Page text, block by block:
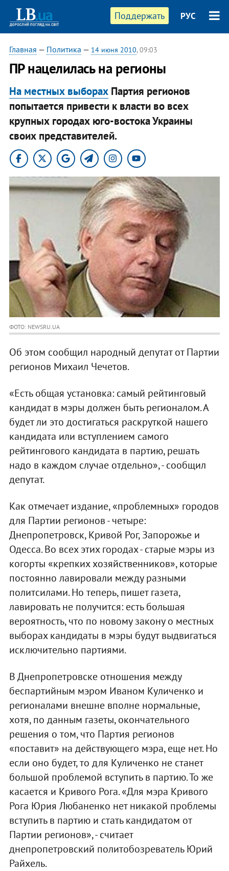
Поддержать РУС
Главная — Политика — 14 июня 2010, 09:03
ПР нацелилась на регионы
На местных выборахПартия регионов
попытается привести к власти во всех
крупных городах юго-востока Украины
своих представителей.
ФОТО: NEWSRU.UA
Об этом сообщил народный депутат от Партии
регионов Михаил Чечетов.
«Есть общая установка: самый рейтинговый
кандидат в мэры должен быть регионалом. А
будет ли это достигаться раскруткой нашего
кандидата или вступлением самого
рейтингового кандидата в партию, решать
надо в каждом случае отдельно», - сообщил
депутат.
Как отмечает издание, «проблемных» городов
для Партии регионов - четыре:
Днепропетровск, Кривой Рог, Запорожье и
Одесса. Во всех этих городах - старые мэры из
когорты «крепких хозяйственников», которые
постоянно лавировали между разными
политсилами. Но теперь, пишет газета,
лавировать не получится: есть большая
вероятность, что по новому закону о местных
выборах кандидаты в мэры будут выдвигаться
исключительно партиями.
В Днепропетровске отношения между
беспартийным мэром Иваном Куличенко и
регионалами внешне вполне нормальные,
хотя, по данным газеты, окончательного
решения о том, что Партия регионов
«поставит» на действующего мэра, еще нет. Но
если оно будет, то для Куличенко не станет
большой проблемой вступить в партию. То же
касается и Кривого Рога. «Для мэра Кривого
Рога Юрия Любаненко нет никакой проблемы
вступить в партию и стать кандидатом от
Партии регионов», - считает
днепропетровский политобозреватель Юрий
Райхель.